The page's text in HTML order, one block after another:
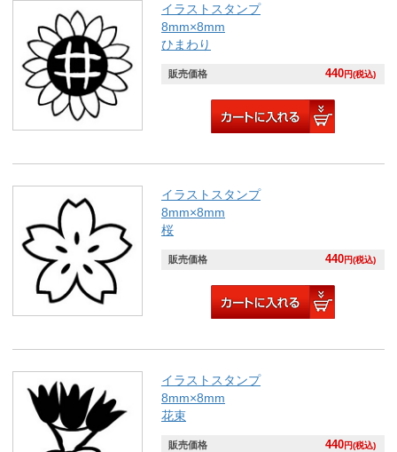
イラストスタンプ
8mm×8mm
ひまわり
販売価格 440円(税込)
イラストスタンプ
8mm×8mm
桜
販売価格 440円(税込)
イラストスタンプ
8mm×8mm
花束
販売価格 440円(税込)